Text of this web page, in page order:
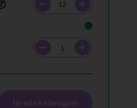
In winkelwagen